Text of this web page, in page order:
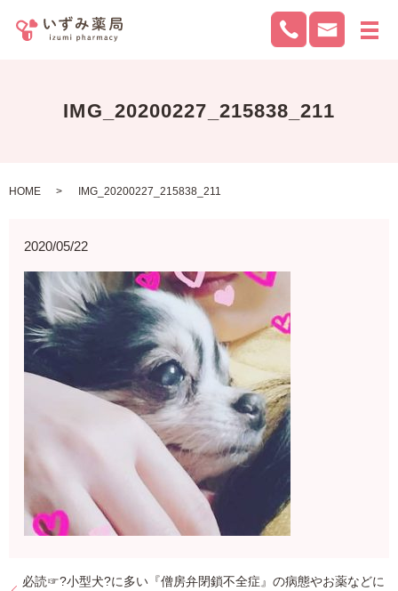
メ
IMG_20200227_215838_211
HOME IMG_20200227_215838_211
2020/05/22
必読☞?小型犬?に多い『僧房弁閉鎖不全症』の病態やお薬などに